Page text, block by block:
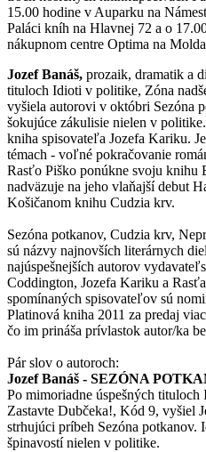
15.00 hodine v Auparku na
Paláci kníh na Hlavnej 72 a o
nákupnom centre Optima na
Jozef Banáš, prozaik, dramatik a
tituloch Idioti v politike, Zóna
vyšiela autorovi v októbri Sezóna
šokujúce zákulisie nielen v
kniha spisovateľa Jozefa Kariku.
témach - voľné pokračovanie
Rasťo Piško ponúkne svoju knihu
nadväzuje na jeho vlaňajší debut
Košičanom knihu Cudzia krv.
Sezóna potkanov, Cudzia krv,
sú názvy najnovších literárnych
najúspešnejších autorov
Coddington, Jozefa Kariku a
spomínaných spisovateľov sú
Platinová kniha 2011 za predaj
čo im prináša prívlastok autor/ka
Pár slov o autoroch:
Jozef Banáš - SEZÓNA
Po mimoriadne úspešných
Zastavte Dubčeka!, Kód 9, vyšiel
strhujúci príbeh Sezóna potkanov.
špinavostí nielen v politike.